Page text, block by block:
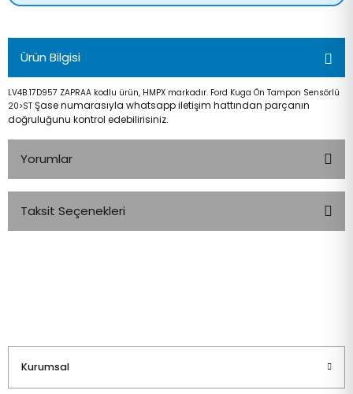
Ürün Bilgisi
LV4B 17D957 ZAPRAA kodlu ürün, HMPX markadır. Ford Kuga Ön Tampon Sensörlü
20>ST Şase numarasıyla whatsapp iletişim hattından parçanın
doğruluğunu kontrol edebilirisiniz.
Yorumlar
Taksit Seçenekleri
Kurumsal